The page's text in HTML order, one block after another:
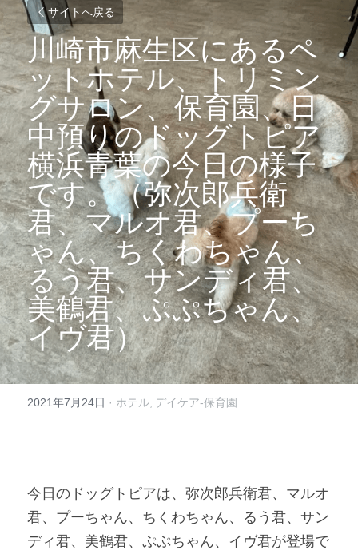
サイトへ戻る
川崎市麻生区にあるペ
ットホテル、トリミン
グサロン、保育園、日
中預りのドッグトピア
横浜青葉の今日の様子
です。（弥次郎兵衛
君、マルオ君、プーち
ゃん、ちくわちゃん、
るう君、サンディ君、
美鶴君、ぷぷちゃん、
イヴ君）
2021年7月24日 · ホテル, デイケア-保育園
今日のドッグトピアは、弥次郎兵衛君、マルオ
君、プーちゃん、ちくわちゃん、るう君、サン
ディ君、美鶴君、ぷぷちゃん、イヴ君が登場で